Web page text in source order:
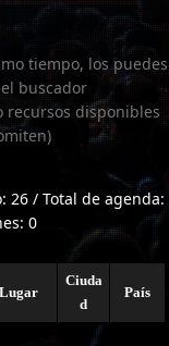
tiempo, los puedes
buscador
recursos disponibles
26 / Total de agenda:
0
Lugar
Ciuda
d
País